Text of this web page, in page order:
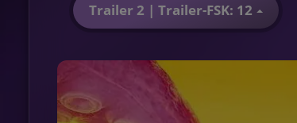
Trailer 2 | Trailer-FSK: 12